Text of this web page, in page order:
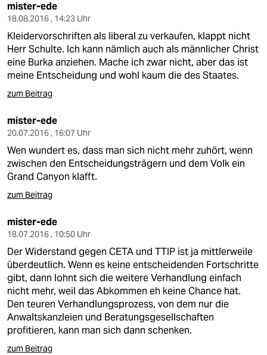
mister-ede
18.08.2016 , 14:23 Uhr
Kleidervorschriften als liberal zu verkaufen, klappt nicht
Herr Schulte. Ich kann nämlich auch als männlicher Christ
eine Burka anziehen. Mache ich zwar nicht, aber das ist
meine Entscheidung und wohl kaum die des Staates.
zum Beitrag
mister-ede
20.07.2016 , 16:07 Uhr
Wen wundert es, dass man sich nicht mehr zuhört, wenn
zwischen den Entscheidungsträgern und dem Volk ein
Grand Canyon klafft.
zum Beitrag
mister-ede
18.07.2016 , 10:50 Uhr
Der Widerstand gegen CETA und TTIP ist ja mittlerweile
überdeutlich. Wenn es keine entscheidenden Fortschritte
gibt, dann lohnt sich die weitere Verhandlung einfach
nicht mehr, weil das Abkommen eh keine Chance hat.
Den teuren Verhandlungsprozess, von dem nur die
Anwaltskanzleien und Beratungsgesellschaften
profitieren, kann man sich dann schenken.
zum Beitrag